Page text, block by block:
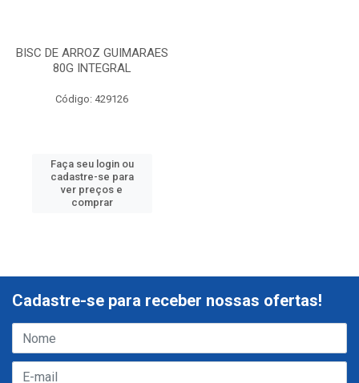
BISC DE ARROZ GUIMARAES
80G INTEGRAL
Código: 429126
Faça seu login ou
cadastre-se para
ver preços e
comprar
Cadastre-se para receber nossas ofertas!